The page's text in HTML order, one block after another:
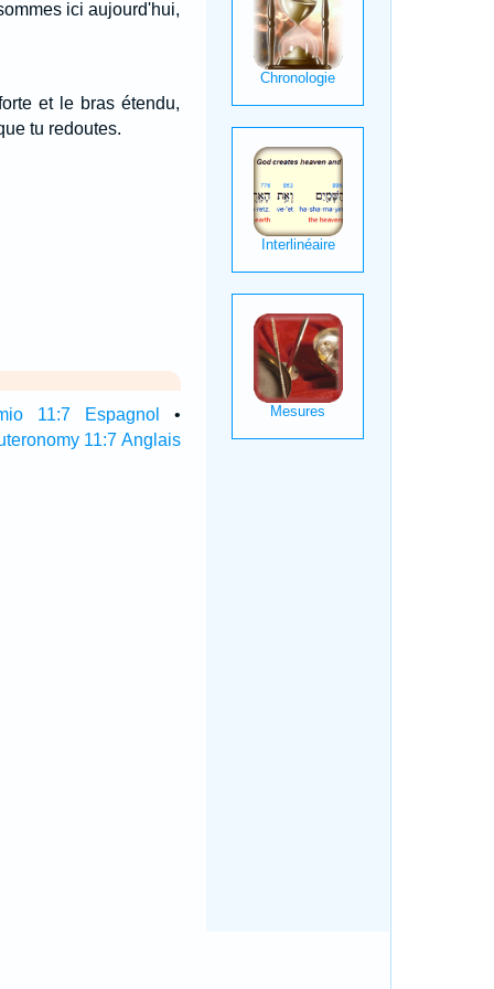
ici aujourd'hui,
et le bras étendu,
tu redoutes.
11:7 Espagnol
•
11:7 Anglais